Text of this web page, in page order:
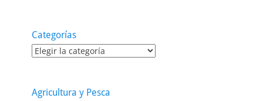
Categorías
Categorías
Agricultura y Pesca